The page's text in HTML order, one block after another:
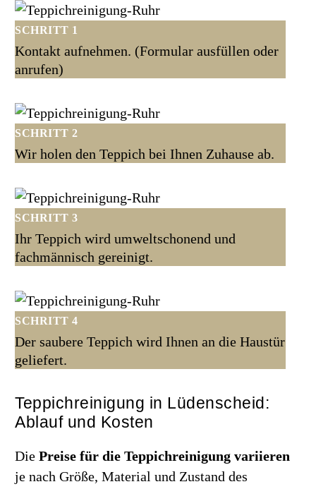
SCHRITT 1
Kontakt aufnehmen. (Formular ausfüllen oder
anrufen)
SCHRITT 2
Wir holen den Teppich bei Ihnen Zuhause ab.
SCHRITT 3
Ihr Teppich wird umweltschonend und
fachmännisch gereinigt.
SCHRITT 4
Der saubere Teppich wird Ihnen an die Haustür
geliefert.
Teppichreinigung in Lüdenscheid:
Ablauf und Kosten
Die Preise für die Teppichreinigung variieren
je nach Größe, Material und Zustand des